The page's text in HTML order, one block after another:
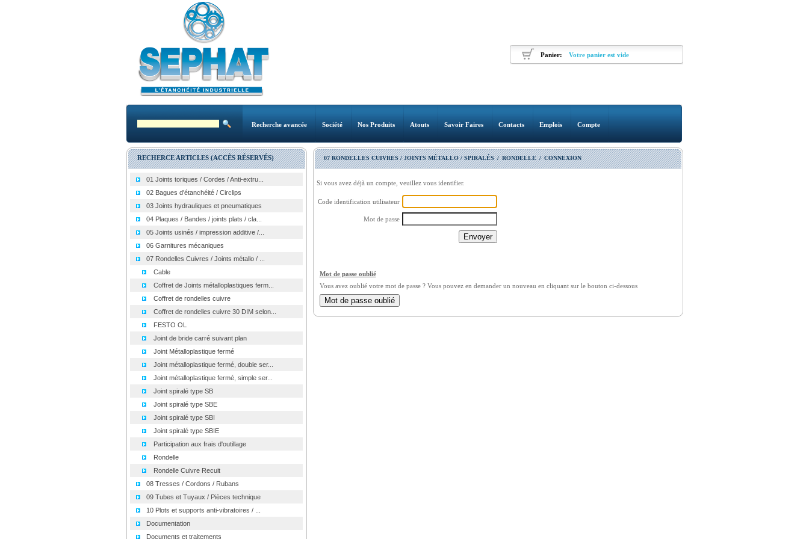
Panier: Votre panier est vide
Recherche avancée Société Nos Produits Atouts Savoir Faires Contacts Emplois Compte
RECHERCE ARTICLES (ACCÈS RÉSERVÉS)
01 Joints toriques / Cordes / Anti-extru...
02 Bagues d'étanchéité / Circlips
03 Joints hydrauliques et pneumatiques
04 Plaques / Bandes / joints plats / cla...
05 Joints usinés / impression additive /...
06 Garnitures mécaniques
07 Rondelles Cuivres / Joints métallo / ...
Cable
Coffret de Joints métalloplastiques ferm...
Coffret de rondelles cuivre
Coffret de rondelles cuivre 30 DIM selon...
FESTO OL
Joint de bride carré suivant plan
Joint Métalloplastique fermé
Joint métalloplastique fermé, double ser...
Joint métalloplastique fermé, simple ser...
Joint spiralé type SB
Joint spiralé type SBE
Joint spiralé type SBI
Joint spiralé type SBIE
Participation aux frais d'outillage
Rondelle
Rondelle Cuivre Recuit
08 Tresses / Cordons / Rubans
09 Tubes et Tuyaux / Pièces technique
10 Plots et supports anti-vibratoires / ...
Documentation
Documents et traitements
07 RONDELLES CUIVRES / JOINTS MÉTALLO / SPIRALÉS / RONDELLE / CONNEXION
Si vous avez déjà un compte, veuillez vous identifier.
Code identification utilisateur
Mot de passe
Mot de passe oublié
Vous avez oublié votre mot de passe ? Vous pouvez en demander un nouveau en cliquant sur le bouton ci-dessous